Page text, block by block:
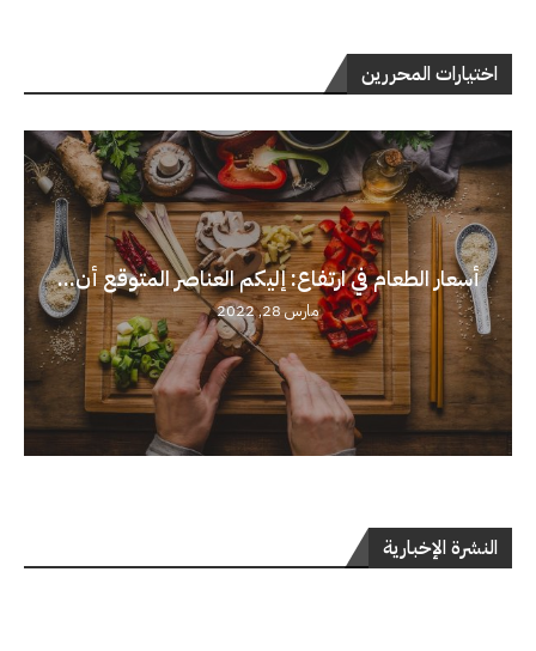
اختيارات المحررين
أسعار الطعام في ارتفاع: إليكم العناصر المتوقع أن...
مارس 28, 2022
النشرة الإخبارية